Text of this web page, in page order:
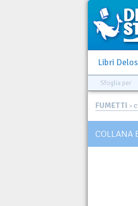
Libri
Sfoglia per
FUMETTI >
COLLANA